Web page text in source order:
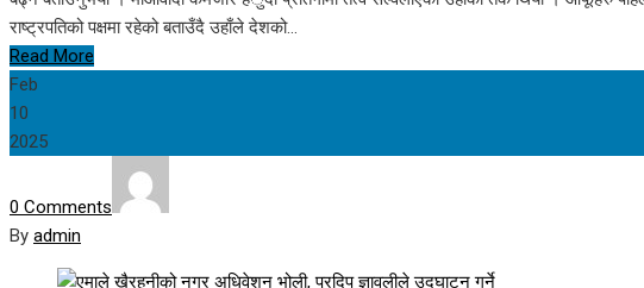
राष्ट्रपतिको पक्षमा रहेको बताउँदै उहाँले देशको…
Read More
Feb
10
2025
0 Comments
By admin